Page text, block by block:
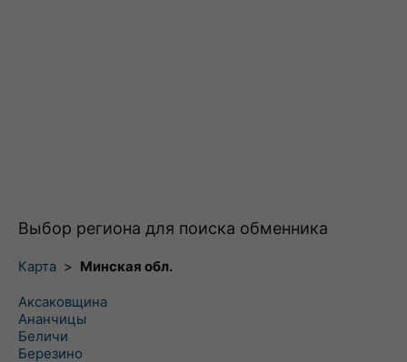
Выбор региона для поиска обменника
Карта > Минская обл.
Аксаковщина
Ананчицы
Беличи
Березино